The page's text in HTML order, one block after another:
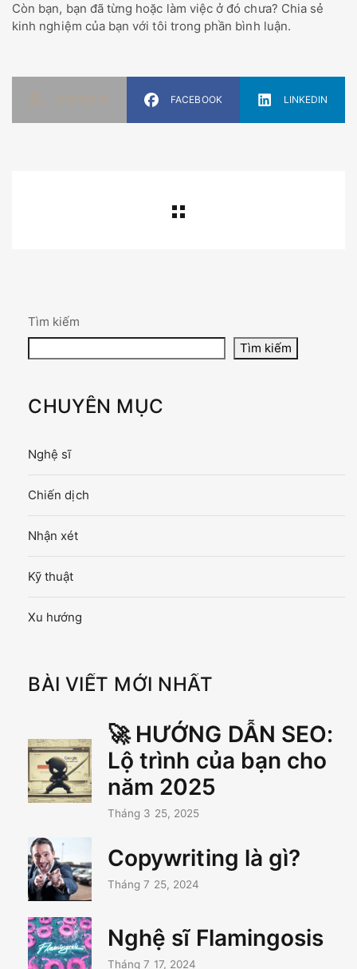
Còn bạn, bạn đã từng hoặc làm việc ở đó chưa? Chia sẻ
kinh nghiệm của bạn với tôi trong phần bình luận.
WHATSAPP FACEBOOK LINKEDIN
Tìm kiếm
Tìm kiếm
CHUYÊN MỤC
Nghệ sĩ
Chiến dịch
Nhận xét
Kỹ thuật
Xu hướng
BÀI VIẾT MỚI NHẤT
🚀 HƯỚNG DẪN SEO:
Lộ trình của bạn cho
năm 2025
Tháng 3 25, 2025
Copywriting là gì?
Tháng 7 25, 2024
Nghệ sĩ Flamingosis
Tháng 7 17, 2024